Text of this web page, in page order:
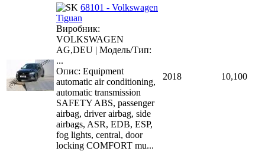
68101 - Volkswagen
Tiguan
Виробник:
VOLKSWAGEN
AG,DEU | Модель/Тип:
...
Опис: Equipment
automatic air conditioning,
automatic transmission
SAFETY ABS, passenger
airbag, driver airbag, side
airbags, ASR, EDB, ESP,
fog lights, central, door
locking COMFORT mu...
2018 10,100